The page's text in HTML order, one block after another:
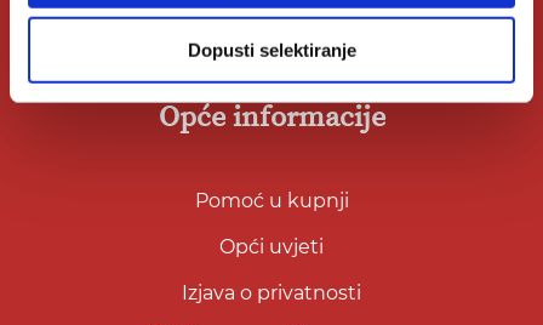
Dopusti selektiranje
Opće informacije
Pomoć u kupnji
Opći uvjeti
Izjava o privatnosti